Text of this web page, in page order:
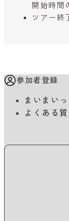
開始時間
ツアー終
参加者登録
まいまい
よくある質